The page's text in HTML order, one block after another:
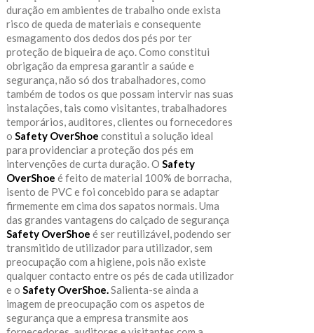
duração em ambientes de trabalho onde exista
risco de queda de materiais e consequente
esmagamento dos dedos dos pés por ter
proteção de biqueira de aço. Como constitui
obrigação da empresa garantir a saúde e
segurança, não só dos trabalhadores, como
também de todos os que possam intervir nas suas
instalações, tais como visitantes, trabalhadores
temporários, auditores, clientes ou fornecedores
o Safety OverShoe constitui a solução ideal
para providenciar a proteção dos pés em
intervenções de curta duração. O Safety
OverShoe é feito de material 100% de borracha,
isento de PVC e foi concebido para se adaptar
firmemente em cima dos sapatos normais. Uma
das grandes vantagens do calçado de segurança
Safety OverShoe é ser reutilizável, podendo ser
transmitido de utilizador para utilizador, sem
preocupação com a higiene, pois não existe
qualquer contacto entre os pés de cada utilizador
e o Safety OverShoe. Salienta-se ainda a
imagem de preocupação com os aspetos de
segurança que a empresa transmite aos